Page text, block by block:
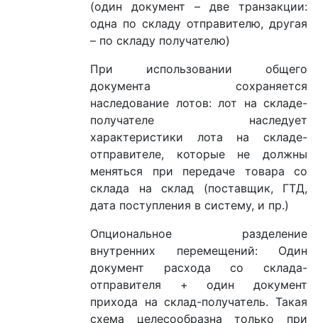
(один документ – две транзакции:
одна по складу отправителю, другая
– по складу получателю)
При использовании общего
документа сохраняется
наследование лотов: лот на складе-
получателе наследует
характеристики лота на складе-
отправителе, которые не должны
меняться при передаче товара со
склада на склад (поставщик, ГТД,
дата поступления в систему, и пр.)
Опциональное разделение
внутренних перемещений: Один
документ расхода со склада-
отправителя + один документ
прихода на склад-получатель. Такая
схема целесообразна только при